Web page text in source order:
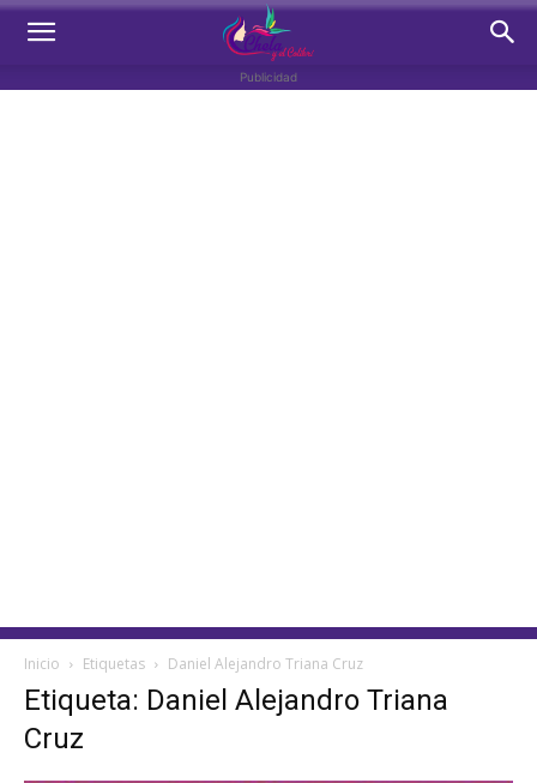
Publicidad
Inicio Etiquetas Daniel Alejandro Triana Cruz
Etiqueta: Daniel Alejandro Triana
Cruz